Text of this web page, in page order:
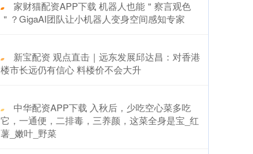
​家财猫配资APP下载 机器人也能＂察言观色
＂？GigaAI团队让小机器人变身空间感知专家
​新宝配资 观点直击｜远东发展邱达昌：对香港
楼市长远仍有信心 料楼价不会大升
​中华配资APP下载 入秋后，少吃空心菜多吃
它，一通便，二排毒，三养颜，这菜全身是宝_红
薯_嫩叶_野菜